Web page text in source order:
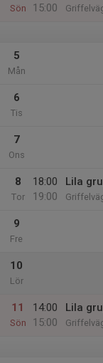
Sön
15:00
5
Mån
6
Tis
7
Ons
8
Tor
18:00
19:00
Lila
9
Fre
10
Lör
11
Sön
14:00
15:00
Lila